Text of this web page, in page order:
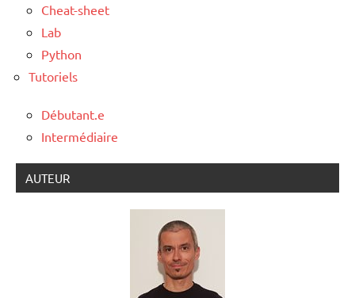
Cheat-sheet
Lab
Python
Tutoriels
Débutant.e
Intermédiaire
AUTEUR